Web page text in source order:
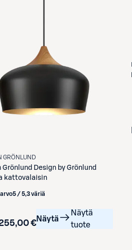
GRÖNLUND
Grönlund Design by Grönlund
kattovalaisin
5 / 5,3 väriä
€Näytä
Näytä
tuote